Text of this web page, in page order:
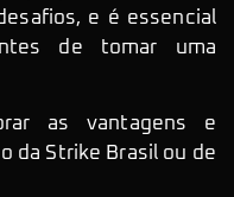
e é essencial
de tomar uma
as vantagens e
da Strike Brasil ou de